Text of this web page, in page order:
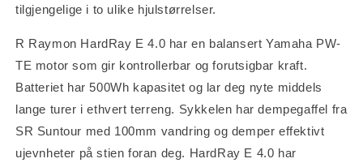
tilgjengelige i to ulike hjulstørrelser.
R Raymon HardRay E 4.0 har en balansert Yamaha PW-
TE motor som gir kontrollerbar og forutsigbar kraft.
Batteriet har 500Wh kapasitet og lar deg nyte middels
lange turer i ethvert terreng. Sykkelen har dempegaffel fra
SR Suntour med 100mm vandring og demper effektivt
ujevnheter på stien foran deg. HardRay E 4.0 har